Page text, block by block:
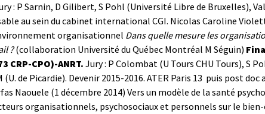
: P Sarnin, D Gilibert, S Pohl (Université Libre de Bruxelles),
au sein du cabinet international CGI. Nicolas Caroline
organisationnel Dans quelle mesure les
?(collaboration Université du Québec Montréal M Séguin)
CRP-CPO)-ANRT. Jury : P Colombat (U Tours CHU Tours), S
de Picardie). Devenir 2015-2016. ATER Paris 13 puis post doc
Naouele (1 décembre 2014) Vers un modèle de la santé
organisationnels, psychosociaux et personnels sur le